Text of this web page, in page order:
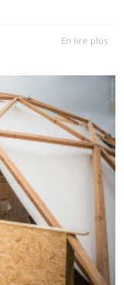
En lire plus